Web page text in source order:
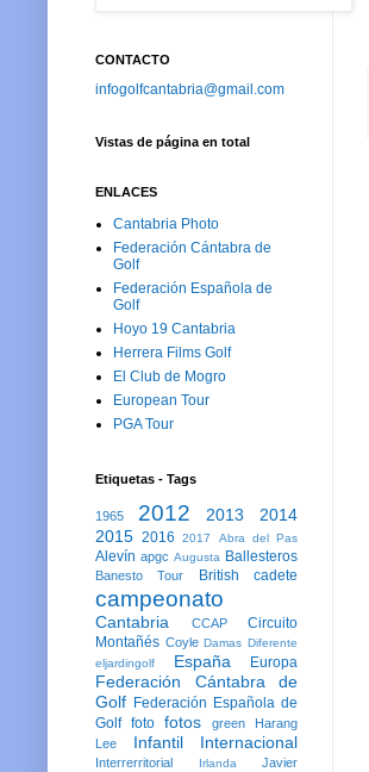
CONTACTO
infogolfcantabria@gmail.com
Vistas de página en total
ENLACES
Cantabria Photo
Federación Cántabra de
Golf
Federación Española de
Golf
Hoyo 19 Cantabria
Herrera Films Golf
El Club de Mogro
European Tour
PGA Tour
Etiquetas - Tags
1965 2012 2013
2014
2015 2016 2017 Abra del Pas
Alevín apgc Augusta Ballesteros
Banesto Tour British cadete
campeonato
Cantabria CCAP
Circuito
Montañés Coyle Damas Diferente
eljardingolf
España Europa
Federación Cántabra de
Golf Federación Española de
Golf foto fotos green
Harang
Lee
Infantil Internacional
Interrerritorial Irlanda Javier